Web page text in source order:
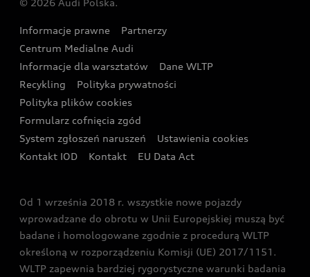
Wyszukaj najbliższego Partnera Audi
Oferta dla przedsiębiorców
Oferta dla klientów prywatnych
Kalkulator rat
Ubezpieczenie
Audi exclusive
Zasięg
Gwarancja
Akcje serwisowe Audi
Katalog online akcesoriów
Audi i Muzeum Sztuki Nowoczesnej w Warszawie
Audi driving experience
Audi quattro Cup
Audi i Puchar Świata w Skokach Narciarskich w
Zakopanem
© 2026 Audi Polska.
Informacje prawne
Partnerzy
Centrum Medialne Audi
Informacje dla warsztatów
Dane WLTP
Recykling
Polityka prywatności
Polityka plików cookies
Formularz cofnięcia zgód
System zgłoszeń naruszeń
Ustawienia cookies
Kontakt IOD
Kontakt EU Data Act
Od 1 września 2018 r. wszystkie nowe pojazdy
wprowadzane do obrotu w Unii Europejskiej muszą być
badane i homologowane zgodnie z procedurą WLTP
określoną w rozporządzeniu Komisji (UE) 2017/1151.
WLTP zapewnia bardziej rygorystyczne warunki badania